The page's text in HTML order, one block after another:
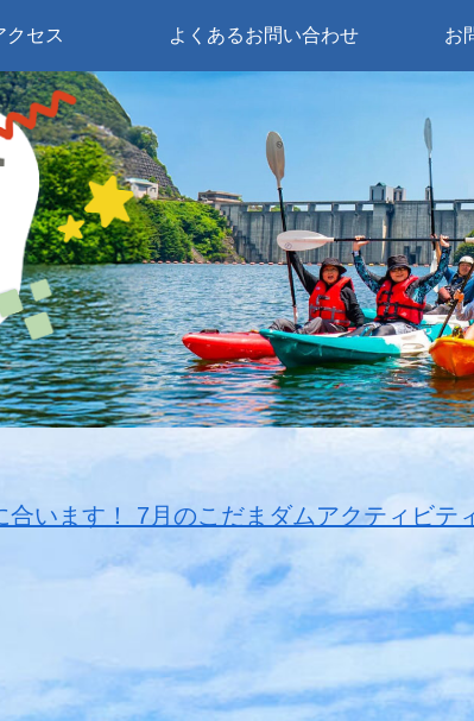
クセス よくあるお問い合わせ お
合います！ 7月のこだまダムアクティビテ